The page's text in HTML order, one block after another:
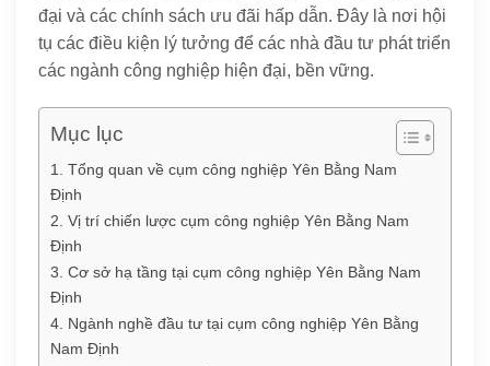
đại và các chính sách ưu đãi hấp dẫn. Đây là nơi hội
tụ các điều kiện lý tưởng để các nhà đầu tư phát triển
các ngành công nghiệp hiện đại, bền vững.
Mục lục
1. Tổng quan về cụm công nghiệp Yên Bằng Nam
Định
2. Vị trí chiến lược cụm công nghiệp Yên Bằng Nam
Định
3. Cơ sở hạ tầng tại cụm công nghiệp Yên Bằng Nam
Định
4. Ngành nghề đầu tư tại cụm công nghiệp Yên Bằng
Nam Định